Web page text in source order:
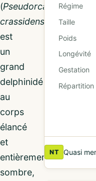
(Pseudorca
crassidens
est
un
grand
delphinidé
au
corps
élancé
et
entièrement
sombre,
Régime
Taille
Poids
Longévité
Gestation
Répartition
NT Quasi